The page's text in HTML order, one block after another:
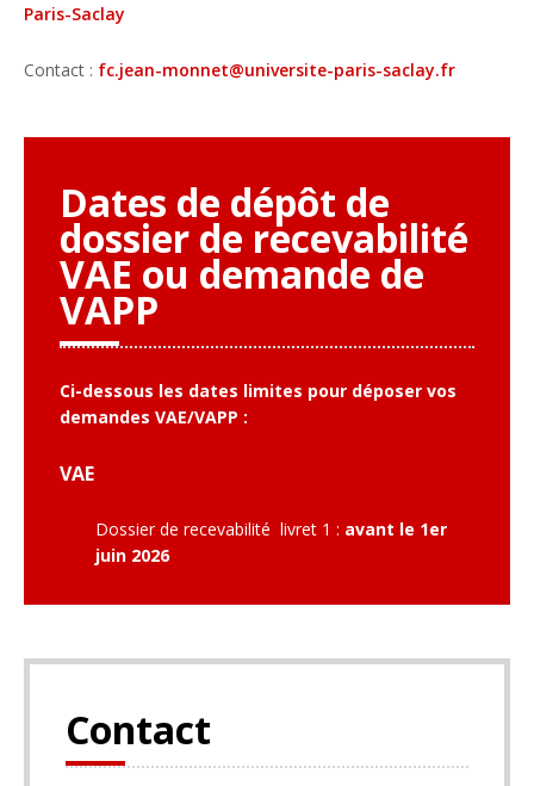
Paris-Saclay
Contact : fc.jean-monnet@universite-paris-saclay.fr
Dates de dépôt de
dossier de recevabilité
VAE ou demande de
VAPP
Ci-dessous les dates limites pour déposer vos
demandes VAE/VAPP :
VAE
Dossier de recevabilité livret 1 : avant le 1er
juin 2026
Contact